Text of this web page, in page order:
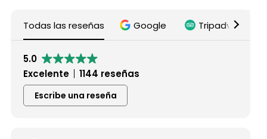
Todas las reseñas Google Tripadvisor
5.0
Excelente
1144 reseñas
Escribe una reseña